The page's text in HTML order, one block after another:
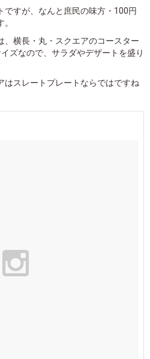
ですが、なんと庶民の味方・100円
、横長・丸・スクエアのコースター
ズなので、サラダやデザートを盛り
はスレートプレートならではですね